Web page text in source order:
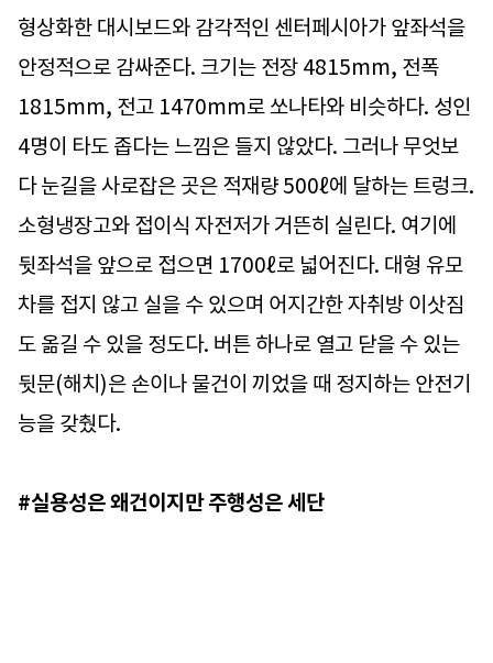
형상화한 대시보드와 감각적인 센터페시아가 앞좌석을
안정적으로 감싸준다. 크기는 전장 4815mm, 전폭
1815mm, 전고 1470mm로 쏘나타와 비슷하다. 성인
4명이 타도 좁다는 느낌은 들지 않았다. 그러나 무엇보
다 눈길을 사로잡은 곳은 적재량 500ℓ에 달하는 트렁크.
소형냉장고와 접이식 자전저가 거뜬히 실린다. 여기에
뒷좌석을 앞으로 접으면 1700ℓ로 넓어진다. 대형 유모
차를 접지 않고 실을 수 있으며 어지간한 자취방 이삿짐
도 옮길 수 있을 정도다. 버튼 하나로 열고 닫을 수 있는
뒷문(해치)은 손이나 물건이 끼었을 때 정지하는 안전기
능을 갖췄다.
#실용성은 왜건이지만 주행성은 세단